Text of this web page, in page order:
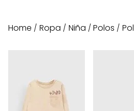
ropa niña polos